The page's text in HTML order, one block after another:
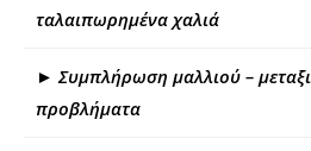
ταλαιπωρημένα χαλιά
► Συμπλήρωση μαλλιού –
προβλήματα